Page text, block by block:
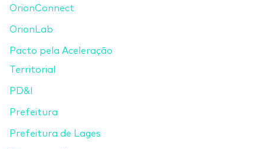
OrionConnect
OrionLab
Pacto pela Aceleração
Territorial
PD&I
Prefeitura
Prefeitura de Lages